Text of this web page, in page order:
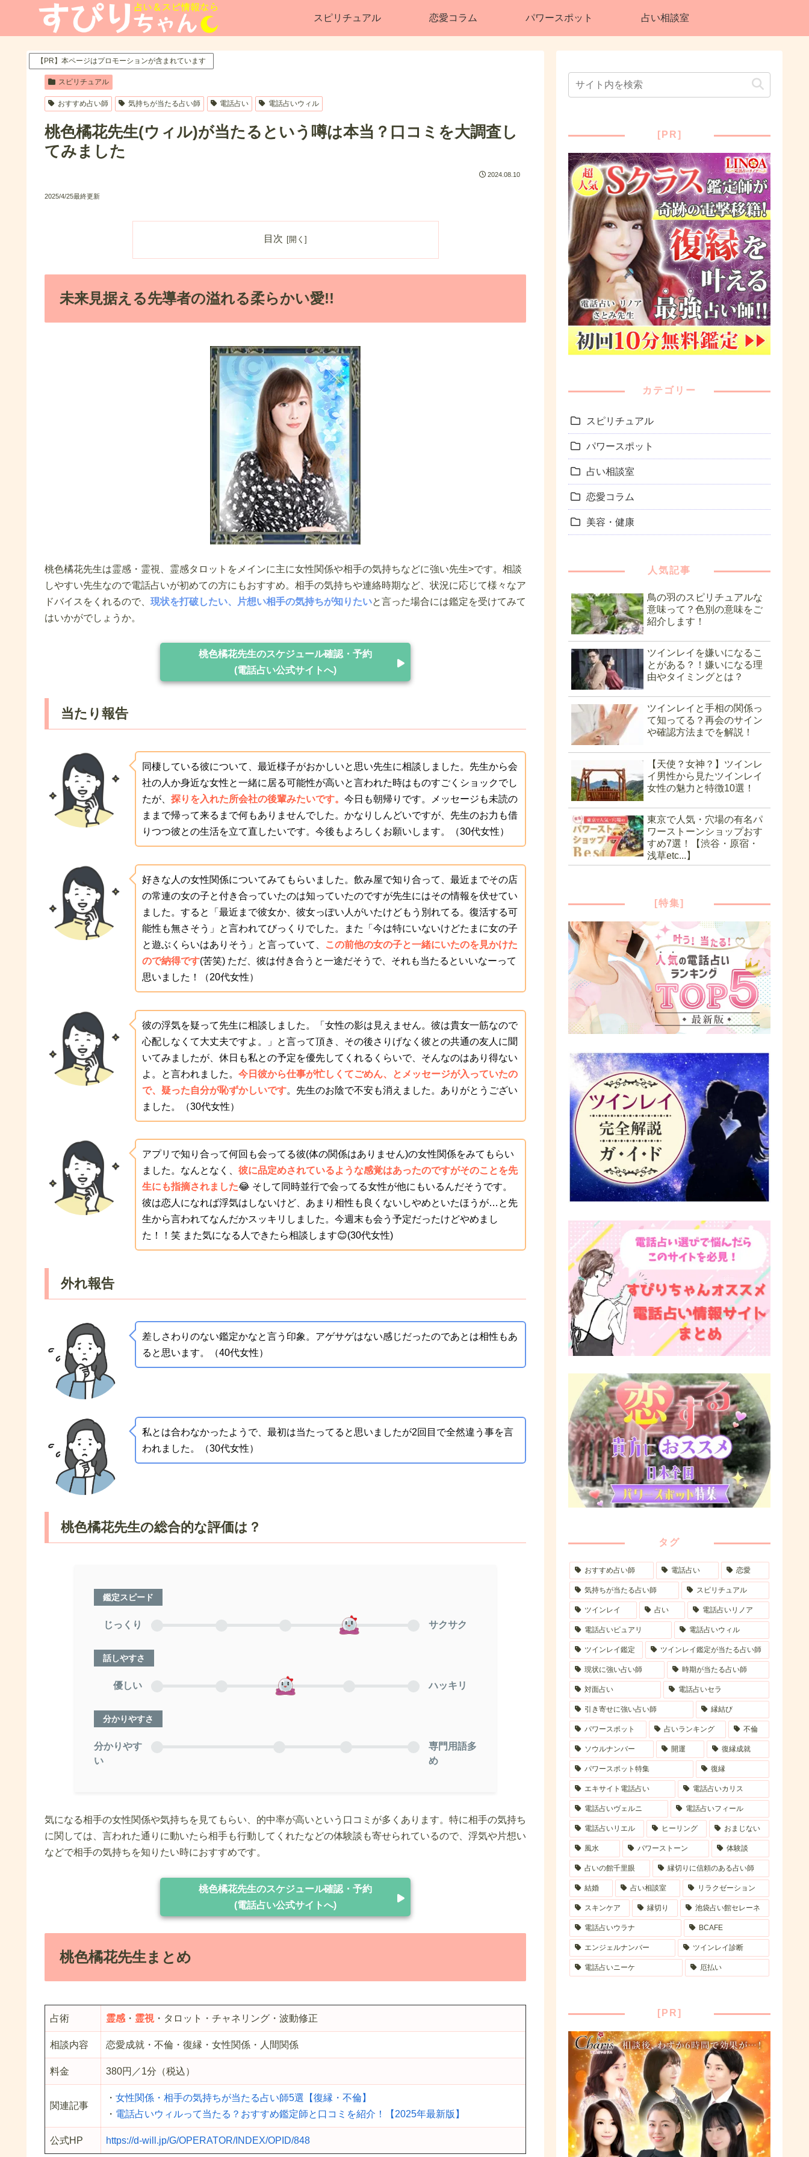
スピリチュアル 恋愛コラム パワースポット 占い相談室
【PR】本ページはプロモーションが含まれています
スピリチュアル
おすすめ占い師 気持ちが当たる占い師 電話占い 電話占いウィル
桃色橘花先生(ウィル)が当たるという噂は本当？口コミを大調査し
てみました
2024.08.10
2025/4/25最終更新
目次
未来見据える先導者の溢れる柔らかい愛!!
桃色橘花先生は霊感・霊視、霊感タロットをメインに主に女性関係や相手の気持ちなどに強い先生>です。相談
しやすい先生なので電話占いが初めての方にもおすすめ。相手の気持ちや連絡時期など、状況に応じて様々なア
ドバイスをくれるので、 現状を打破したい、片想い相手の気持ちが知りたいと言った場合には鑑定を受けてみて
はいかがでしょうか。
桃色橘花先生のスケジュール確認・予約
(電話占い公式サイトへ)
当たり報告
同棲している彼について、最近様子がおかしいと思い先生に相談しました。先生から会
社の人か身近な女性と一緒に居る可能性が高いと言われた時はものすごくショックでし
たが、 探りを入れた所会社の後輩みたいです。 今日も朝帰りです。メッセージも未読の
ままで帰って来るまで何もありませんでした。かなりしんどいですが、先生のお力も借
りつつ彼との生活を立て直したいです。今後もよろしくお願いします。（30代女性）
好きな人の女性関係についてみてもらいました。飲み屋で知り合って、最近までその店
の常連の女の子と付き合っていたのは知っていたのですが先生にはその情報を伏せてい
ました。すると「最近まで彼女か、彼女っぽい人がいたけどもう別れてる。復活する可
能性も無さそう」と言われてびっくりでした。また「今は特にいないけどたまに女の子
と遊ぶくらいはありそう」と言っていて、
この前他の女の子と一緒にいたのを見かけた
ので納得です(苦笑) ただ、彼は付き合うと一途だそうで、それも当たるといいなーって
思いました！（20代女性）
彼の浮気を疑って先生に相談しました。「女性の影は見えません。彼は貴女一筋なので
心配しなくて大丈夫ですよ。」と言って頂き、その後さりげなく彼との共通の友人に聞
いてみましたが、休日も私との予定を優先してくれるくらいで、そんなのはあり得ない
よ。と言われました。 今日彼から仕事が忙しくてごめん、とメッセージが入っていたの
で、疑った自分が恥ずかしいです。先生のお陰で不安も消えました。ありがとうござい
ました。（30代女性）
アプリで知り合って何回も会ってる彼(体の関係はありません)の女性関係をみてもらい
ました。なんとなく、 彼に品定めされているような感覚はあったのですがそのことを先
生にも指摘されました😂 そして同時並行で会ってる女性が他にもいるんだそうです。
彼は恋人になれば浮気はしないけど、あまり相性も良くないしやめといたほうが…と先
生から言われてなんだかスッキリしました。今週末も会う予定だったけどやめまし
た！！笑 また気になる人できたら相談します😊(30代女性)
外れ報告
差しさわりのない鑑定かなと言う印象。アゲサゲはない感じだったのであとは相性もあ
ると思います。（40代女性）
私とは合わなかったようで、最初は当たってると思いましたが2回目で全然違う事を言
われました。（30代女性）
桃色橘花先生の総合的な評価は？
鑑定スピード
じっくり サクサク
話しやすさ
優しい ハッキリ
分かりやすさ
分かりやす
い
専門用語多
め
気になる相手の女性関係や気持ちを見てもらい、的中率が高いという口コミが多くあります。特に相手の気持ち
に関しては、言われた通りに動いたら相手も行動してくれたなどの体験談も寄せられているので、浮気や片想い
などで相手の気持ちを知りたい時におすすめです。
桃色橘花先生のスケジュール確認・予約
(電話占い公式サイトへ)
桃色橘花先生まとめ
占術 霊感 ・ 霊視 ・タロット・チャネリング・波動修正
相談内容 恋愛成就・不倫・復縁・女性関係・人間関係
料金 380円／1分（税込）
関連記事
・ 女性関係・相手の気持ちが当たる占い師5選【復縁・不倫】
・ 電話占いウィルって当たる？おすすめ鑑定師と口コミを紹介！【2025年最新版】
公式HP https://d-will.jp/G/OPERATOR/INDEX/OPID/848
[PR]
カテゴリー
スピリチュアル
パワースポット
占い相談室
恋愛コラム
美容・健康
人気記事
鳥の羽のスピリチュアルな
意味って？色別の意味をご
紹介します！
ツインレイを嫌いになるこ
とがある？！嫌いになる理
由やタイミングとは？
ツインレイと手相の関係っ
て知ってる？再会のサイン
や確認方法までを解説！
【天使？女神？】ツインレ
イ男性から見たツインレイ
女性の魅力と特徴10選！
東京で人気・穴場の有名パ
ワーストーンショップおす
すめ7選！【渋谷・原宿・
浅草etc...】
[特集]
タグ
おすすめ占い師 電話占い 恋愛
気持ちが当たる占い師 スピリチュアル
ツインレイ 占い 電話占いリノア
電話占いピュアリ 電話占いウィル
ツインレイ鑑定 ツインレイ鑑定が当たる占い師
現状に強い占い師 時期が当たる占い師
対面占い 電話占いセラ
引き寄せに強い占い師 縁結び
パワースポット 占いランキング 不倫
ソウルナンバー 開運 復縁成就
パワースポット特集 復縁
エキサイト電話占い 電話占いカリス
電話占いヴェルニ 電話占いフィール
電話占いリエル ヒーリング おまじない
風水 パワーストーン 体験談
占いの館千里眼 縁切りに信頼のある占い師
結婚 占い相談室 リラクゼーション
スキンケア 縁切り 池袋占い館セレーネ
電話占いウラナ BCAFE
エンジェルナンバー ツインレイ診断
電話占いニーケ 厄払い
[PR]